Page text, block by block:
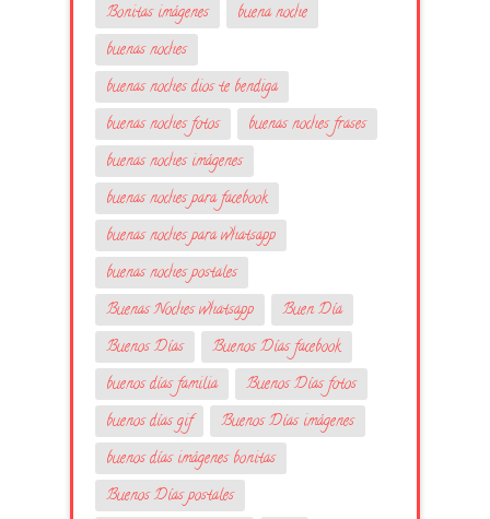
Bonitas imágenes
buena noche
buenas noches
buenas noches dios te bendiga
buenas noches fotos
buenas noches frases
buenas noches imágenes
buenas noches para facebook
buenas noches para whatsapp
buenas noches postales
Buenas Noches whatsapp
Buen Día
Buenos Días
Buenos Días facebook
buenos días familia
Buenos Días fotos
buenos días gif
Buenos Días imágenes
buenos días imágenes bonitas
Buenos Días postales